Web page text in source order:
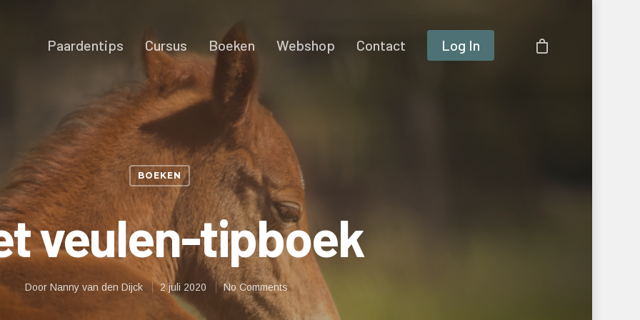
Paardentips Cursus Boeken Webshop Contact Log In
BOEKEN
veulen-tipboek
Door Nanny van den Dijck 2 juli 2020 No Comments